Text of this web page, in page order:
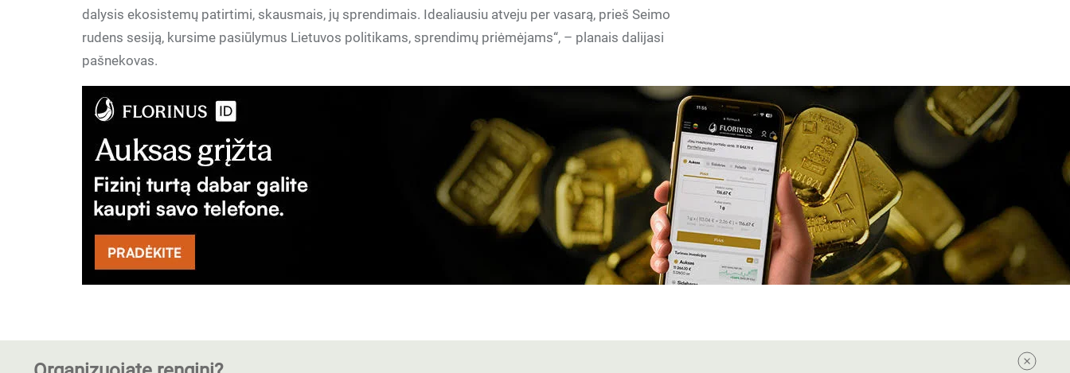
dalysis ekosistemų patirtimi, skausmais, jų sprendimais. Idealiausiu atveju per vasarą, prieš Seimo
rudens sesiją, kursime pasiūlymus Lietuvos politikams, sprendimų priėmėjams“, – planais dalijasi
pašnekovas.